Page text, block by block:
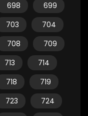
698
699
703
704
708
709
713
714
718
719
723
724